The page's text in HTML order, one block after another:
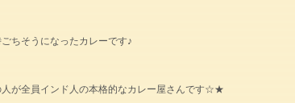
ちそうになったカレーです♪
人が全員インド人の本格的なカレー屋さんです☆★